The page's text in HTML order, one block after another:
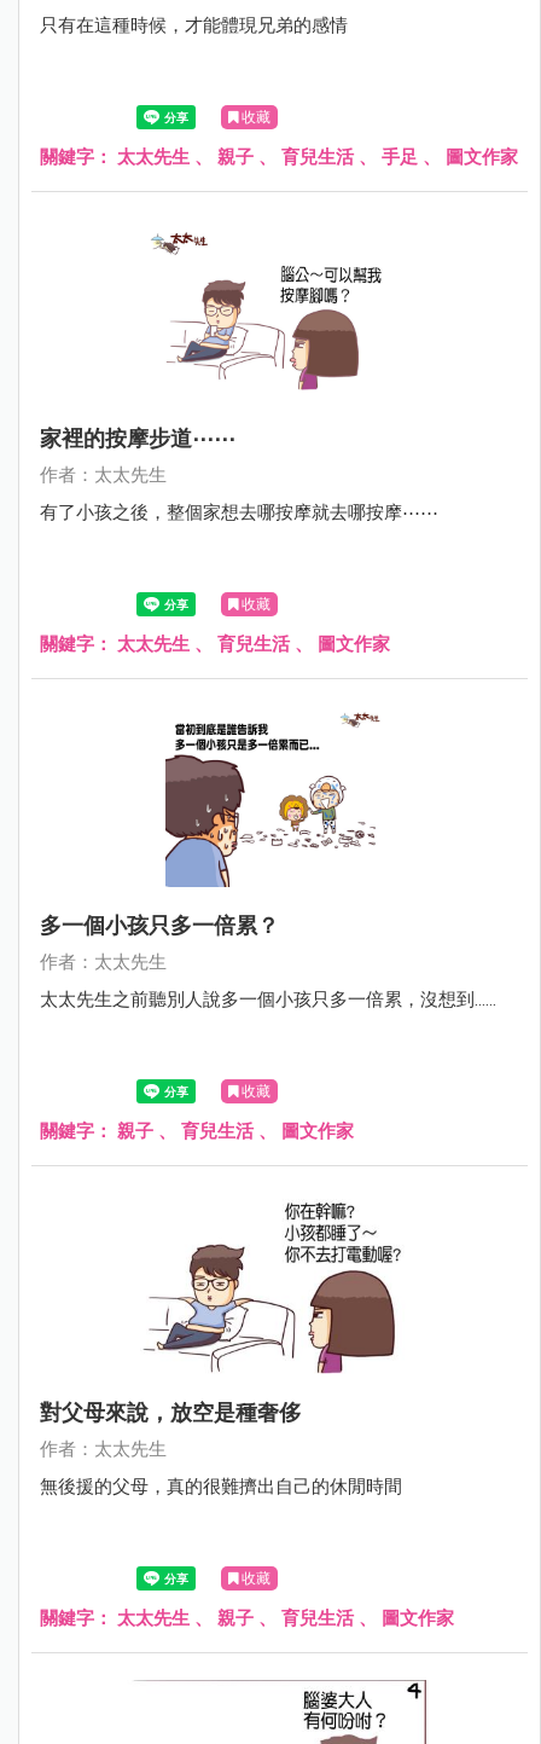
只有在這種時候，才能體現兄弟的感情
收藏
關鍵字： 太太先生 、 親子 、 育兒生活、 手足 、 圖文作家
家裡的按摩步道⋯⋯
作者：太太先生
有了小孩之後，整個家想去哪按摩就去哪按摩⋯⋯
收藏
關鍵字： 太太先生 、 育兒生活、 圖文作家
多一個小孩只多一倍累？
作者：太太先生
太太先生之前聽別人說多一個小孩只多一倍累，沒想到……
收藏
關鍵字： 親子 、 育兒生活、 圖文作家
對父母來說，放空是種奢侈
作者：太太先生
無後援的父母，真的很難擠出自己的休閒時間
收藏
關鍵字： 太太先生 、 親子 、 育兒生活、 圖文作家